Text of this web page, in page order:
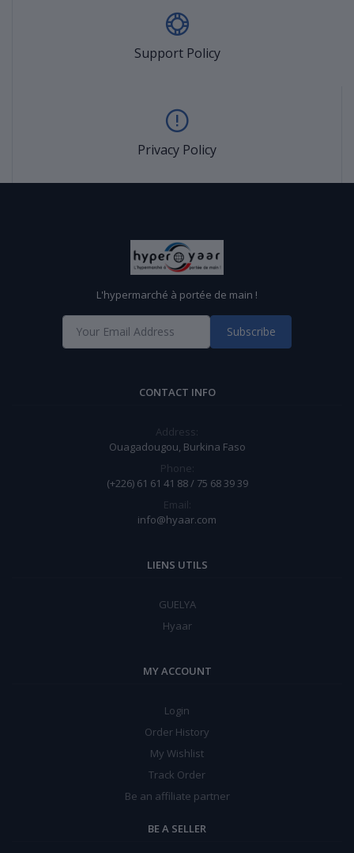
Support Policy
Privacy Policy
L'hypermarché à portée de main !
Subscribe
CONTACT INFO
Address:
Ouagadougou, Burkina Faso
Phone:
(+226) 61 61 41 88 / 75 68 39 39
Email:
info@hyaar.com
LIENS UTILS
GUELYA
Hyaar
MY ACCOUNT
Login
Order History
My Wishlist
Track Order
Be an affiliate partner
BE A SELLER